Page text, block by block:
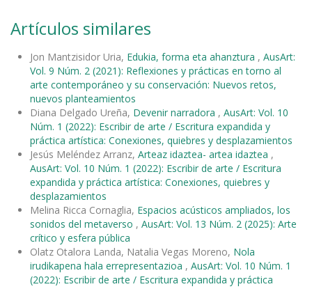
Artículos similares
Jon Mantzisidor Uria, Edukia, forma eta ahanztura , AusArt:
Vol. 9 Núm. 2 (2021): Reflexiones y prácticas en torno al
arte contemporáneo y su conservación: Nuevos retos,
nuevos planteamientos
Diana Delgado Ureña, Devenir narradora , AusArt: Vol. 10
Núm. 1 (2022): Escribir de arte / Escritura expandida y
práctica artística: Conexiones, quiebres y desplazamientos
Jesús Meléndez Arranz, Arteaz idaztea- artea idaztea ,
AusArt: Vol. 10 Núm. 1 (2022): Escribir de arte / Escritura
expandida y práctica artística: Conexiones, quiebres y
desplazamientos
Melina Ricca Cornaglia, Espacios acústicos ampliados, los
sonidos del metaverso , AusArt: Vol. 13 Núm. 2 (2025): Arte
crítico y esfera pública
Olatz Otalora Landa, Natalia Vegas Moreno, Nola
irudikapena hala errepresentazioa , AusArt: Vol. 10 Núm. 1
(2022): Escribir de arte / Escritura expandida y práctica